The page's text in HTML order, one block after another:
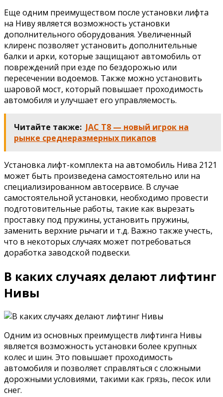
Еще одним преимуществом после установки лифта
на Ниву является возможность установки
дополнительного оборудования. Увеличенный
клиренс позволяет установить дополнительные
балки и арки, которые защищают автомобиль от
повреждений при езде по бездорожью или
пересечении водоемов. Также можно установить
шаровой мост, который повышает проходимость
автомобиля и улучшает его управляемость.
Читайте также: JAC T8 — новый игрок на
рынке среднеразмерных пикапов
Установка лифт-комплекта на автомобиль Нива 2121
может быть произведена самостоятельно или на
специализированном автосервисе. В случае
самостоятельной установки, необходимо провести
подготовительные работы, такие как вырезать
проставку под пружины, установить пружины,
заменить верхние рычаги и т.д. Важно также учесть,
что в некоторых случаях может потребоваться
доработка заводской подвески.
В каких случаях делают лифтинг
Нивы
Одним из основных преимуществ лифтинга Нивы
является возможность установки более крупных
колес и шин. Это повышает проходимость
автомобиля и позволяет справляться с сложными
дорожными условиями, такими как грязь, песок или
снег.